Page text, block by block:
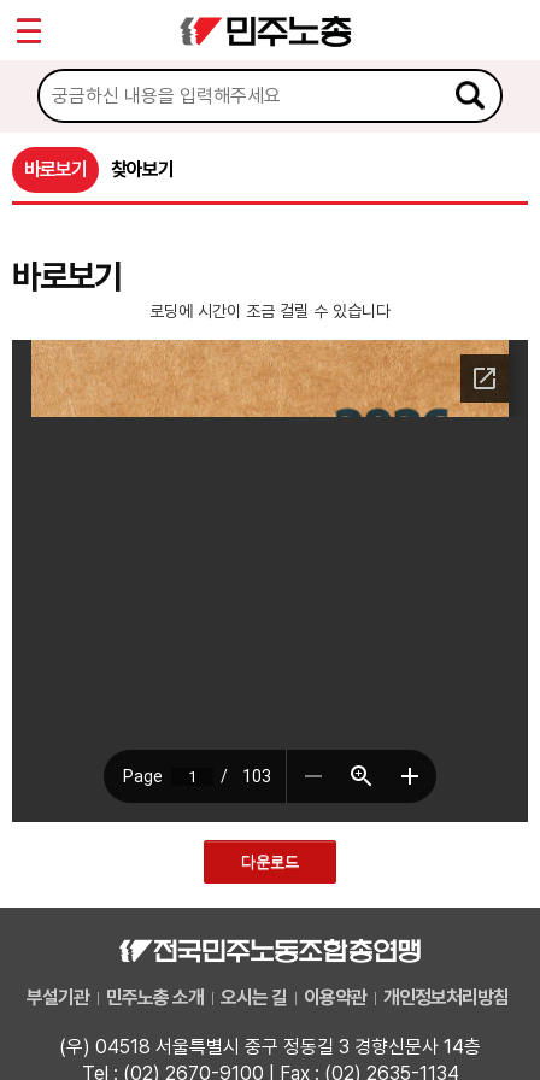
바로보기 찾아보기
바로보기
로딩에 시간이 조금 걸릴 수 있습니다
다운로드
부설기관 민주노총 소개 오시는 길 이용약관 개인정보처리방침
(우) 04518 서울특별시 중구 정동길 3 경향신문사 14층
Tel : (02) 2670-9100 | Fax : (02) 2635-1134
마이페이지
소개
소식
게시판 상담
권리찾기수첩 검색
바로보기
찾아보기